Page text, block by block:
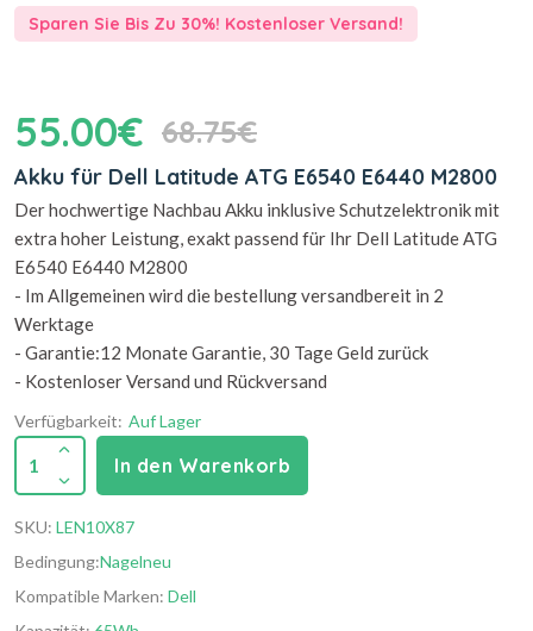
Sparen Sie Bis Zu 30%! Kostenloser Versand!
55.00€ 68.75€
Akku für Dell Latitude ATG E6540 E6440 M2800
Der hochwertige Nachbau Akku inklusive Schutzelektronik mit
extra hoher Leistung, exakt passend für Ihr Dell Latitude ATG
E6540 E6440 M2800
- Im Allgemeinen wird die bestellung versandbereit in 2
Werktage
- Garantie:12 Monate Garantie, 30 Tage Geld zurück
- Kostenloser Versand und Rückversand
Verfügbarkeit: Auf Lager
1 In den Warenkorb
SKU: LEN10X87
Bedingung:Nagelneu
Kompatible Marken: Dell